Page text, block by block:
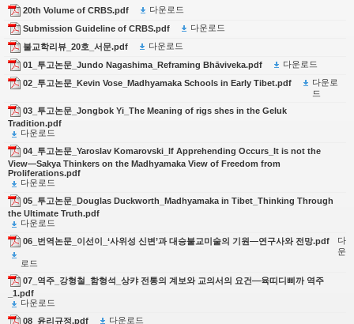
20th Volume of CRBS.pdf
다운로드
Submission Guideline of CRBS.pdf
다운로드
불교학리뷰_20호_서문.pdf
다운로드
01_투고논문_Jundo Nagashima_Reframing Bhāviveka.pdf
다운로드
02_투고논문_Kevin Vose_Madhyamaka Schools in Early Tibet.pdf
다운로
드
03_투고논문_Jongbok Yi_The Meaning of rigs shes in the Geluk
Tradition.pdf
다운로드
04_투고논문_Yaroslav Komarovski_If Apprehending Occurs_It is not the
View―Sakya Thinkers on the Madhyamaka View of Freedom from
Proliferations.pdf
다운로드
05_투고논문_Douglas Duckworth_Madhyamaka in Tibet_Thinking Through
the Ultimate Truth.pdf
다운로드
06_번역논문_이선이_‘사위성 신변’과 대승불교미술의 기원―연구사와 전망.pdf 다
운
로드
07_역주_강형철_함형석_상캬 전통의 계보와 교의서의 요건―육띠디삐까 역주
_1.pdf
다운로드
08_윤리규정.pdf 다운로드